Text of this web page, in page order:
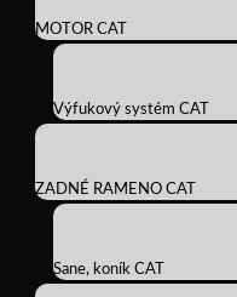
MOTOR CAT
Výfukový systém CAT
ZADNÉ RAMENO CAT
Sane, koník CAT